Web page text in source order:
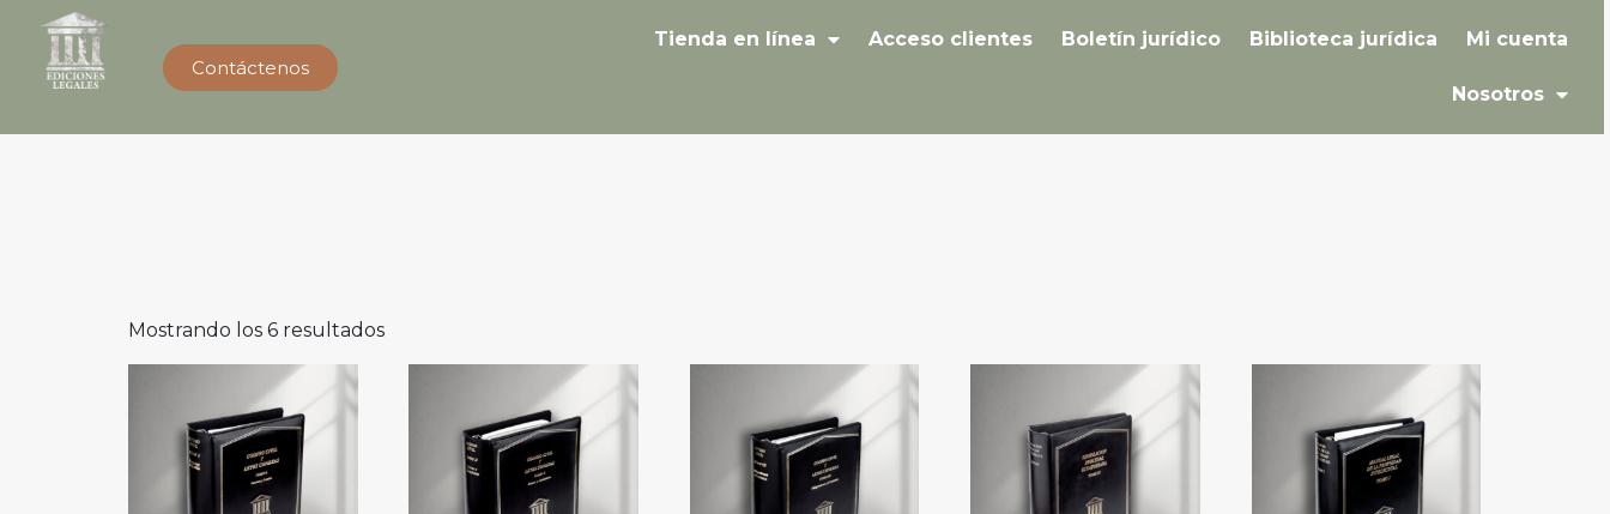
Contáctenos
Tienda en línea Acceso clientes Boletín jurídico Biblioteca jurídica Mi cuenta
Nosotros
Mostrando los 6 resultados